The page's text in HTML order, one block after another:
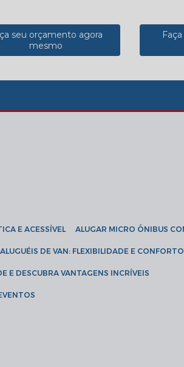
seu orçamento agora
mesmo
E ACESSÍVEL ALUGAR MICRO ÔNIBUS
ALUGUÉIS DE VAN: FLEXIBILIDADE E CONFORTO
E DESCUBRA VANTAGENS INCRÍVEIS